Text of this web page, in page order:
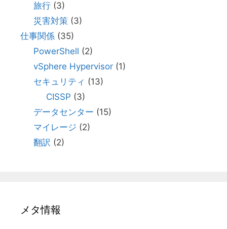
旅行(3)
災害対策 (3)
仕事関係 (35)
PowerShell (2)
vSphere Hypervisor(1)
セキュリティ (13)
CISSP (3)
データセンター (15)
マイレージ (2)
翻訳 (2)
メタ情報